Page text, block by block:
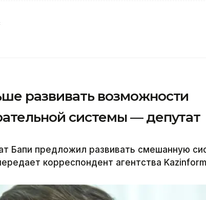
развивать возможности
системы — депутат
Бапи предложил развивать смешанную
корреспондент агентства